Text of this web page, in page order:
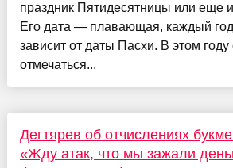
праздник Пятидесятницы или еще
Его дата — плавающая, каждый
зависит от даты Пасхи. В этом году
отмечаться...
Дегтярев об отчислениях
«Жду атак, что мы зажали